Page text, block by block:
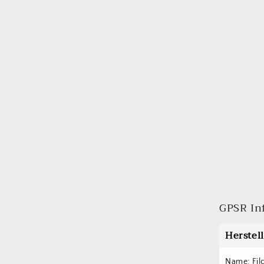
GPSR
Name: